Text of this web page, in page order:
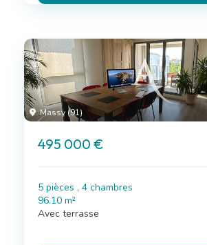
Massy (91)
495 000 €
5 pièces , 4 chambres
96.10 m²
Avec terrasse